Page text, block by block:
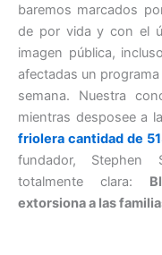
baremos marcados
de por vida y con el
imagen pública,
afectadas un
semana. Nuestra
mientras desposee a
friolera cantidad de
fundador, Stephen
totalmente clara:
extorsiona a las